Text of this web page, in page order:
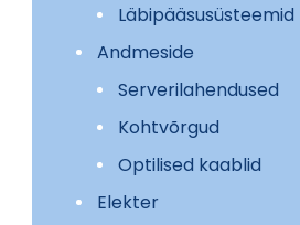
Läbipääsusüsteemid
Andmeside
Serverilahendused
Kohtvõrgud
Optilised kaablid
Elekter